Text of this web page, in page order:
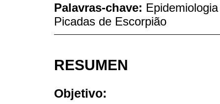
Palavras-chave:
Picadas de Escorpião
RESUMEN
Objetivo: